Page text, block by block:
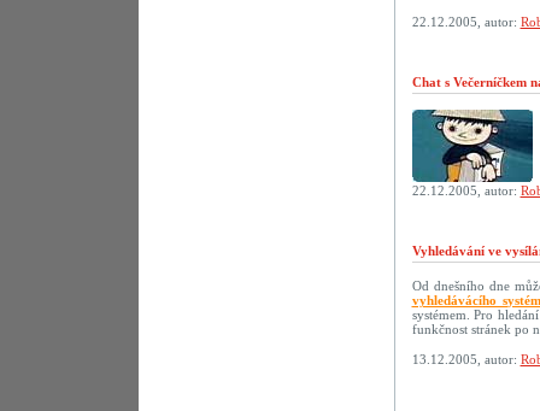
22.12.2005, autor:
Chat s Večerníčkem
22.12.2005, autor:
Vyhledávání ve
Od dnešního dne
vyhledávácího
systémem. Pro
funkčnost stránek po
13.12.2005, autor: